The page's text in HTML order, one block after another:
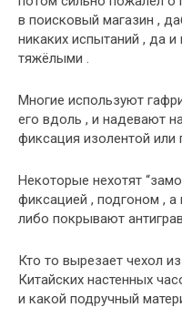
в поисковый магазин ,
никаких испытаний , да
тяжёлыми .
Многие используют
его вдоль , и надевают
фиксация изолентой или
Некоторые нехотят
фиксацией , подгоном ,
либо покрывают
Кто то вырезает чехол
Китайских настенных
и какой подручный